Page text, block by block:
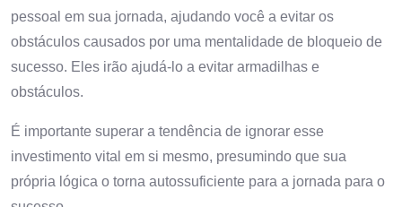
pessoal em sua jornada, ajudando você a evitar os
obstáculos causados ​​por uma mentalidade de bloqueio de
sucesso. Eles irão ajudá-lo a evitar armadilhas e
obstáculos.
É importante superar a tendência de ignorar esse
investimento vital em si mesmo, presumindo que sua
própria lógica o torna autossuficiente para a jornada para o